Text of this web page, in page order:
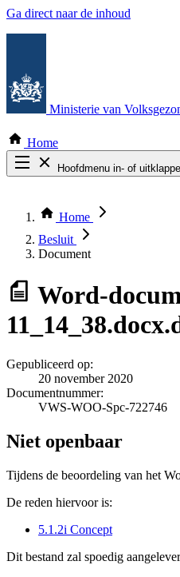
Ga direct naar de inhoud
Ministerie van
Home
Hoofdmenu in- of
Thema COVID-19
Bekijk per bestuursorgaan
Home
Besluit
Document
Word-
Gepubliceerd op:
20 november 2020
Documentnummer:
VWS-WOO-Spc-722746
Niet openbaar
Tijdens de beoordeling van het
De reden hiervoor is:
5.1.2i Concept
Dit bestand zal spoedig